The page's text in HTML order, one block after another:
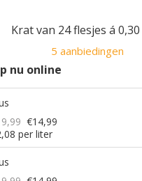
Krat van 24 flesjes á
5 aanbiedingen
nu online
€14,99
per liter